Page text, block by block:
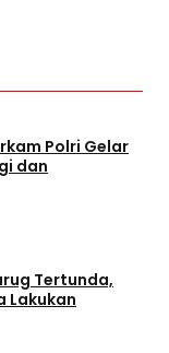
Polri Gelar
dan
Tertunda,
Lakukan